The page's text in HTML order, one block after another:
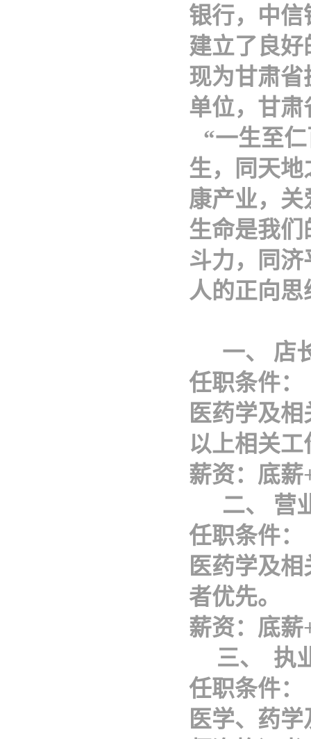
银行，中
建立了良
现为甘肃
单位，甘
“一生至
生，同天地
康产业，
生命是我
斗力，同
人的正向
一、 店
任职条件：
医药学及
以上相关工
薪资：底薪
二、 营
任职条件：
医药学及
者优先。
薪资：底薪
三、
执
任职条件：
医学、药